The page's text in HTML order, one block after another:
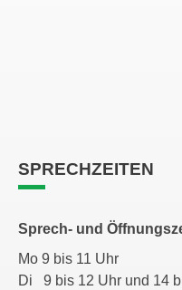
SPRECHZEITEN
Sprech- und
Mo 9 bis 11 Uhr
Di 9 bis 12 Uhr und